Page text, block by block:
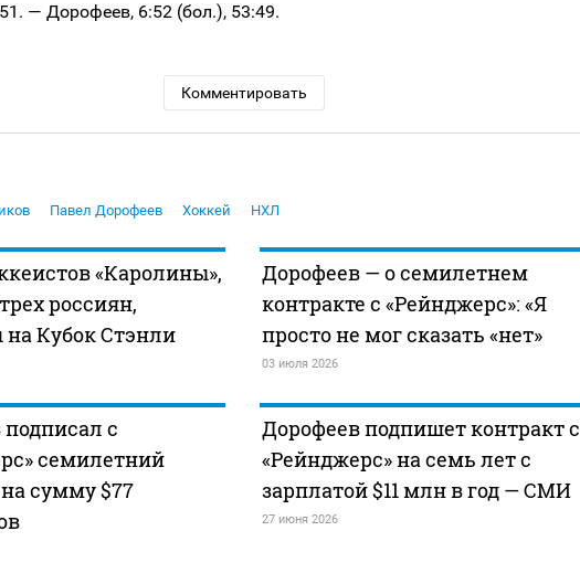
— Дорофеев, 6:52 (бол.), 53:49.
Комментировать
Павел Дорофеев Хоккей НХЛ
«Каролины»,
россиян,
Кубок Стэнли
Дорофеев — о семилетнем
контракте с «Рейнджерс»: «Я
просто не мог сказать «нет»
03 июля 2026
с
семилетний
сумму $77
Дорофеев подпишет контракт с
«Рейнджерс» на семь лет с
зарплатой $11 млн в год — СМИ
27 июня 2026